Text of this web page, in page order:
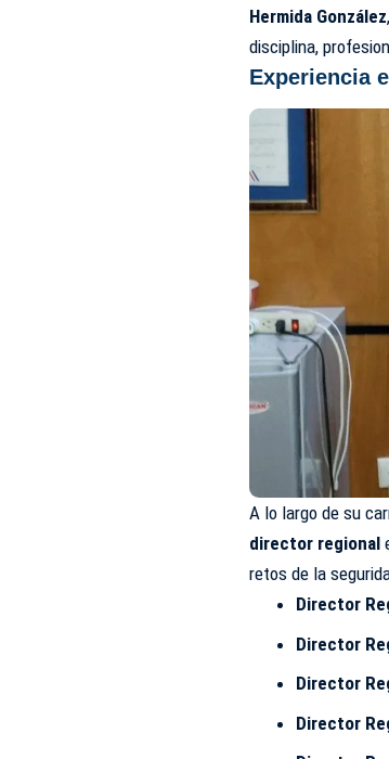
Hermida González
disciplina,
Experiencia
A lo largo de su
director regional
retos de la
Director
Director
Director
Director